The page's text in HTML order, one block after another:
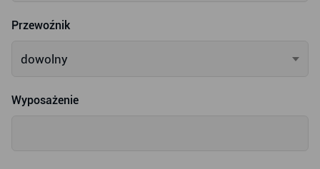
Przewoźnik
dowolny
Wyposażenie